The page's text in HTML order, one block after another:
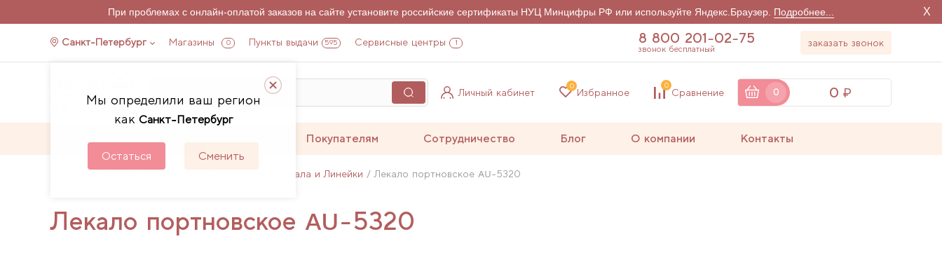
При проблемах с онлайн-оплатой заказов на сайте установите российские сертификаты НУЦ Минцифры РФ или используйте Яндекс.Браузер. Подробнее... X
Санкт-Петербург Магазины 0 Пункты выдачи 595 Сервисные центры 1
Мы определили ваш регион
как Санкт-Петербург
Остаться Сменить
8 800 201-02-75
звонок бесплатный
заказать звонок
Личный кабинет Избранное
0
Сравнение
0
0 0
Покупателям Сотрудничество Блог О компании Контакты
Каталог Аксессуары для шитья Лекала и Линейки Лекало портновское AU-5320
Лекало портновское AU-5320